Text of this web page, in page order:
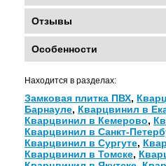
Отзывы
Особенности
Находится в разделах:
Замковая плитка ПВХ,
Барнауле, Кварцвинил в
Кварцвинил в Кемерово,
Кварцвинил в Санкт-
Кварцвинил в Сургуте,
Кварцвинил в Томске,